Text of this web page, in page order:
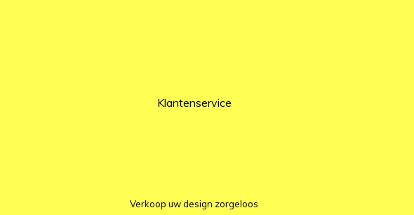
Klantenservice
Verkoop uw design zorgeloos